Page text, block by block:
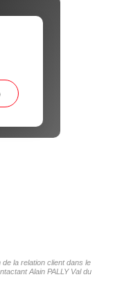
la relation client dans le
Alain PALLY Val du